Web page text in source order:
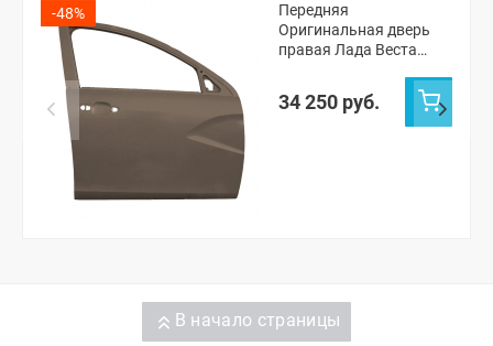
-48%
Передняя
Оригинальная дверь
правая Лада Веста
Веста NG седан, NG СВ
универсал (Кориандр
34 250 руб.
В начало страницы